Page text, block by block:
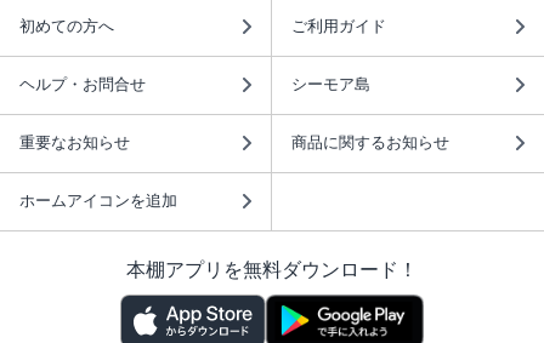
初めての方へ ご利用ガイド
ヘルプ・お問合せ シーモア島
重要なお知らせ 商品に関するお知らせ
ホームアイコンを追加
本棚アプリを無料ダウンロード！